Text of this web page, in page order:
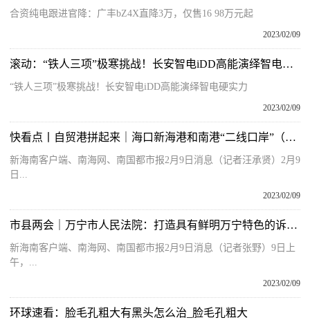
合资纯电跟进官降：广丰bZ4X直降3万，仅售16 98万元起
2023/02/09
滚动：“铁人三项”极寒挑战！长安智电iDD高能演绎智电硬实力
“铁人三项”极寒挑战！长安智电iDD高能演绎智电硬实力
2023/02/09
快看点丨自贸港拼起来｜海口新海港和南港“二线口岸”（货运）集中查验场所建设项目直击
新海南客户端、南海网、南国都市报2月9日消息（记者汪承贤）2月9
日...
2023/02/09
市县两会｜万宁市人民法院：打造具有鲜明万宁特色的诉源治理新模式
新海南客户端、南海网、南国都市报2月9日消息（记者张野）9日上
午，...
2023/02/09
环球速看：脸毛孔粗大有黑头怎么治_脸毛孔粗大